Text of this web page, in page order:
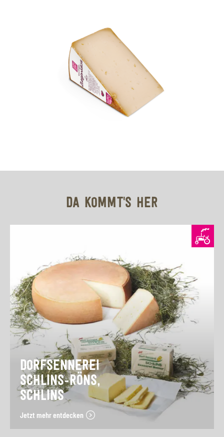
DA KOMMT'S HER
DORFSENNEREI
SCHLINS-RÖNS,
SCHLINS
Jetzt mehr entdecken